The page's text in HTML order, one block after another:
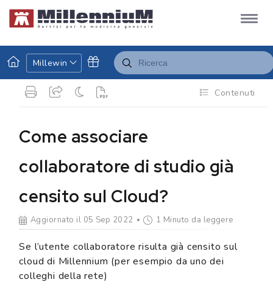
Millewin
Contenuti
Come associare
collaboratore di studio già
censito sul Cloud?
Aggiornato il 05 Sep 2022 1 Minuto da leggere
Se l’utente collaboratore risulta già censito sul
cloud di Millennium (per esempio da uno dei
colleghi della rete)